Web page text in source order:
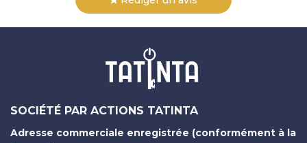
SOCIÉTÉ PAR ACTIONS TATINTA
Adresse commerciale enregistrée (conformément à la